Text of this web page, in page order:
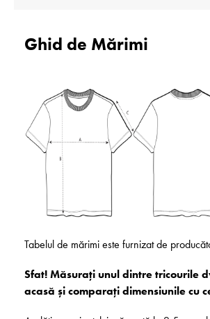
Ghid de Mărimi
Tabelul de mărimi este furnizat de
Sfat! Măsurați unul dintre tricourile
acasă și comparați dimensiunile cu